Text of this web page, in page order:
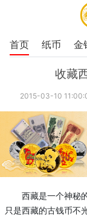
首页 纸币 金
收藏
2015-03-10
西藏是一个神秘的
只是西藏的古钱币不